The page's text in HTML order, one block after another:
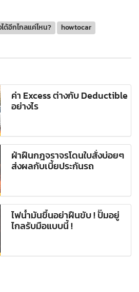
ด้อีกไกลแค่ไหน? howtocar
ค่า Excess ต่างกับ Deductible
อย่างไร
ฝ่าฝืนกฎจราจรโดนใบสั่งบ่อยๆ
ส่งผลกับเบี้ยประกันรถ
ไฟน้ำมันขึ้นอย่าฝืนขับ ! ปั๊มอยู่
ไกลรับมือแบบนี้ !